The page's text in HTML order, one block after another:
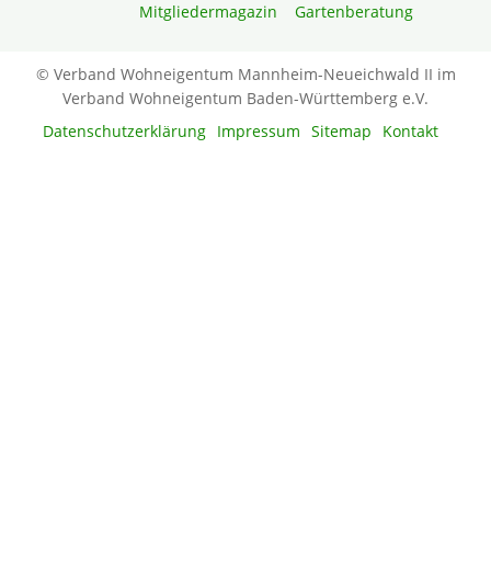
Mitgliedermagazin
Gartenberatung
© Verband Wohneigentum Mannheim-Neueichwald II im
Verband Wohneigentum Baden-Württemberg e.V.
Datenschutzerklärung
Impressum Sitemap Kontakt